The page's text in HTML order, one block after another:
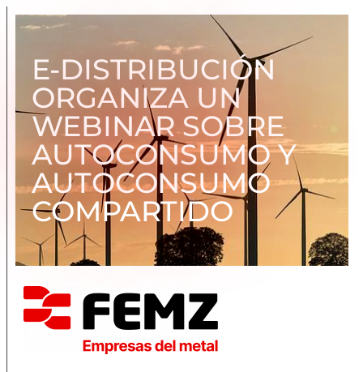
E-DISTRIBUCIÓN
ORGANIZA UN
WEBINAR SOBRE
AUTOCONSUMO Y
AUTOCONSUMO
COMPARTIDO